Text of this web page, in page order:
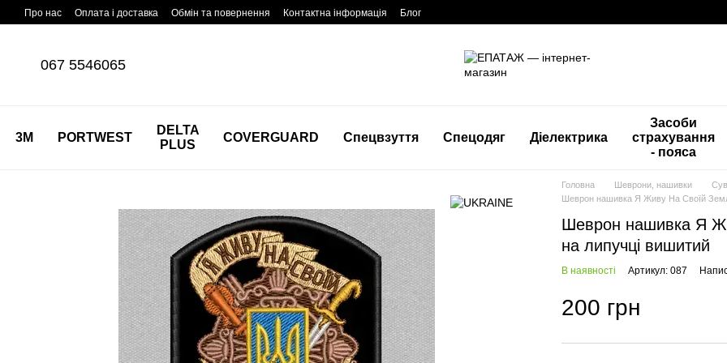
Перейти до основного контенту
Про нас Оплата і доставка Обмін та повернення Контактна інформація Блог
067 5546065
3M PORTWEST
DELTA
PLUS
COVERGUARD Спецвзуття Спецодяг Діелектрика
Засоби
страхування
- пояса
Головна Шеврони, нашивки
Шеврон нашивка Я Живу На Своїй
Шеврон нашивка Я
на липучці вишитий
В наявності Артикул: 087
200 грн